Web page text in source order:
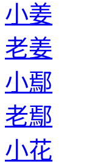
小姜
老姜
小鄢
老鄢
小花